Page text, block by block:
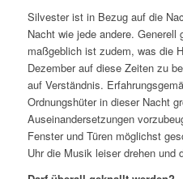
Silvester ist in Bezug auf die
Nacht wie jede andere. Generell
maßgeblich ist zudem, was die
Dezember auf diese Zeiten zu
auf Verständnis.
Ordnungshüter in dieser Nacht
Auseinandersetzungen
Fenster und Türen möglichst
Uhr die Musik leiser drehen und